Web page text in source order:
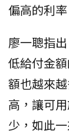
偏高的利
廖一聰指
低給付金
額也越來
高，讓可
少，如此